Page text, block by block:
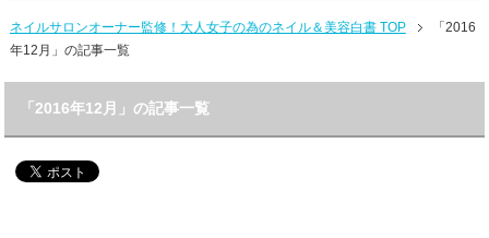
ネイルサロンオーナー監修！大人女子の為のネイル＆美容白書 TOP
「2016
年12月」の記事一覧
「2016年12月」の記事一覧